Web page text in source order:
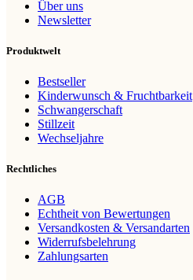
Über uns
Newsletter
Produktwelt
Bestseller
Kinderwunsch & Fruchtbarkeit
Schwangerschaft
Stillzeit
Wechseljahre
Rechtliches
AGB
Echtheit von Bewertungen
Versandkosten & Versandarten
Widerrufsbelehrung
Zahlungsarten